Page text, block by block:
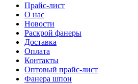
Прайс-лист
О нас
Новости
Раскрой фанеры
Доставка
Оплата
Контакты
Оптовый прайс-лист
Фанера шпон